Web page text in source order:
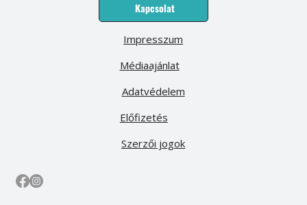
Kapcsolat
Médiaajánlat
Előfizetés
Impresszum
Adatvédelem
Szerzői jogok